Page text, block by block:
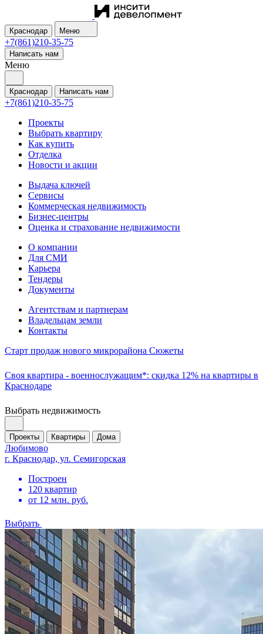
Краснодар Меню
+7(861)210-35-75
Написать нам
Меню
Краснодар Написать нам
+7(861)210-35-75
Проекты
Выбрать квартиру
Как купить
Отделка
Новости и акции
Выдача ключей
Сервисы
Коммерческая недвижимость
Бизнес-центры
Оценка и страхование недвижимости
О компании
Для СМИ
Карьера
Тендеры
Документы
Агентствам и партнерам
Владельцам земли
Контакты
Старт продаж нового микрорайона Сюжеты
Своя квартира - военнослужащим*: скидка 12% на квартиры в
Краснодаре
Выбрать недвижимость
Проекты Квартиры Дома
Любимово
г. Краснодар, ул. Семигорская
Построен
120 квартир
от 12 млн. руб.
Выбрать